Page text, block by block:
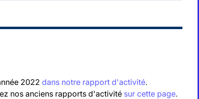
2022 dans notre rapport d'activité.
nos anciens rapports d'activité sur cette page.